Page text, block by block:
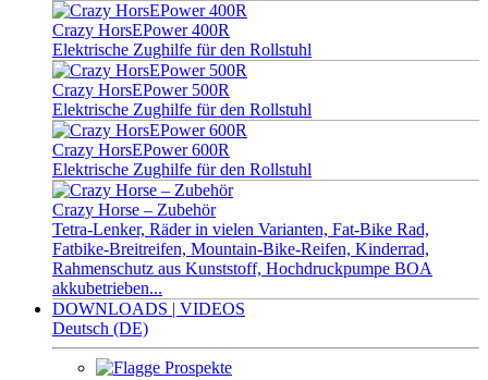
Crazy HorsEPower 400R
Elektrische Zughilfe für den Rollstuhl
Crazy HorsEPower 500R
Elektrische Zughilfe für den Rollstuhl
Crazy HorsEPower 600R
Elektrische Zughilfe für den Rollstuhl
Crazy Horse – Zubehör
Tetra-Lenker, Räder in vielen Varianten, Fat-Bike Rad,
Fatbike-Breitreifen, Mountain-Bike-Reifen, Kinderrad,
Rahmenschutz aus Kunststoff, Hochdruckpumpe BOA
akkubetrieben...
DOWNLOADS | VIDEOS
Deutsch (DE)
Prospekte